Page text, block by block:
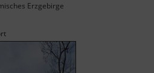
Erzgebirge